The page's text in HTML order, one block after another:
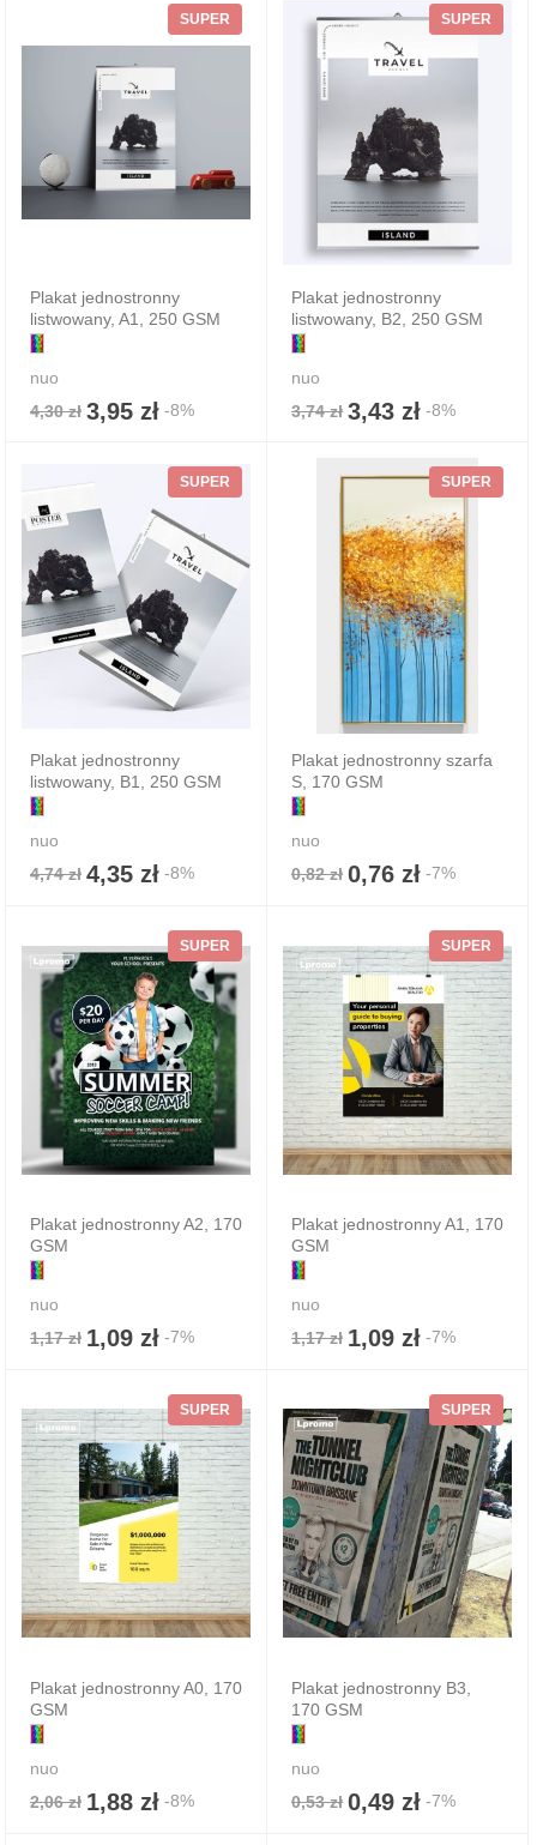
SUPER
Plakat jednostronny
listwowany, A1, 250 GSM
nuo
4,30 zł 3,95 zł -8%
SUPER
Plakat jednostronny
listwowany, B2, 250 GSM
nuo
3,74 zł 3,43 zł -8%
SUPER
Plakat jednostronny
listwowany, B1, 250 GSM
nuo
4,74 zł 4,35 zł -8%
SUPER
Plakat jednostronny szarfa
S, 170 GSM
nuo
0,82 zł 0,76 zł -7%
SUPER
Plakat jednostronny A2, 170
GSM
nuo
1,17 zł 1,09 zł -7%
SUPER
Plakat jednostronny A1, 170
GSM
nuo
1,17 zł 1,09 zł -7%
SUPER
Plakat jednostronny A0, 170
GSM
nuo
2,06 zł 1,88 zł -8%
SUPER
Plakat jednostronny B3,
170 GSM
nuo
0,53 zł 0,49 zł -7%